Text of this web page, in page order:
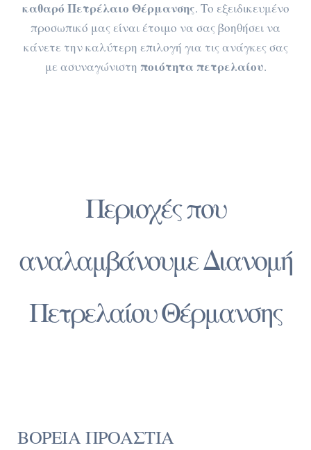
καθαρό Πετρέλαιο Θέρμανσης. Το εξειδικευμένο
προσωπικό μας είναι έτοιμο να σας βοηθήσει να
κάνετε την καλύτερη επιλογή για τις ανάγκες σας
με ασυναγώνιστη ποιότητα πετρελαίου.
Περιοχές που
αναλαμβάνουμε Διανομή
Πετρελαίου Θέρμανσης
ΒΟΡΕΙΑ ΠΡΟΑΣΤΙΑ